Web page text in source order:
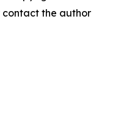
the author